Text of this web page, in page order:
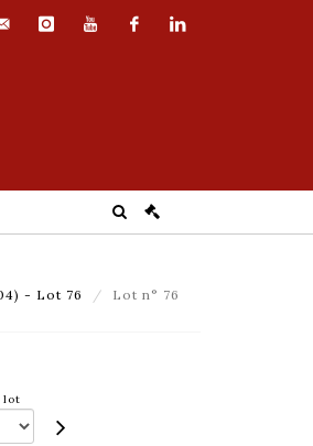
- Lot 76 Lot n° 76
lot